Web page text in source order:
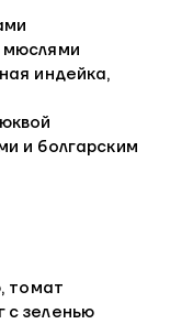
мюслями
индейка,
и болгарским
томат
с зеленью